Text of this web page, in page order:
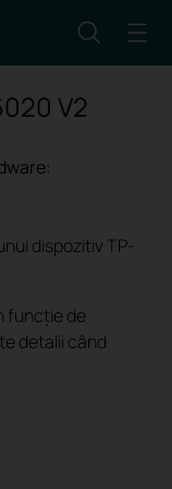
V2
dispozitiv TP-
funcție de
detalii când